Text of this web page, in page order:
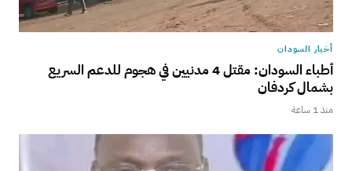
أخبار السودان
أطباء السودان: مقتل 4 مدنيين في هجوم للدعم السريع
بشمال كردفان
منذ 1 ساعة